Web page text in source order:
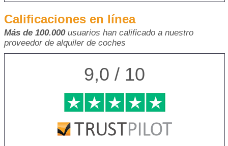
Calificaciones en línea
Más de 100.000usuarios han calificado a nuestro
proveedor de alquiler de coches
9,0 / 10